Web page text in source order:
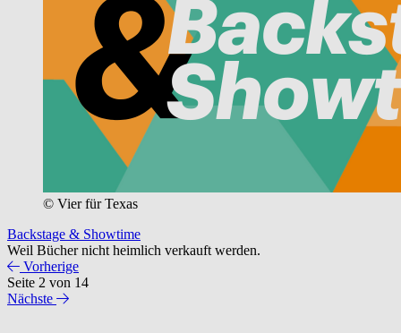
© Vier für Texas
Backstage & Showtime
Weil Bücher nicht heimlich verkauft werden.
Vorherige
Seite 2 von 14
Nächste